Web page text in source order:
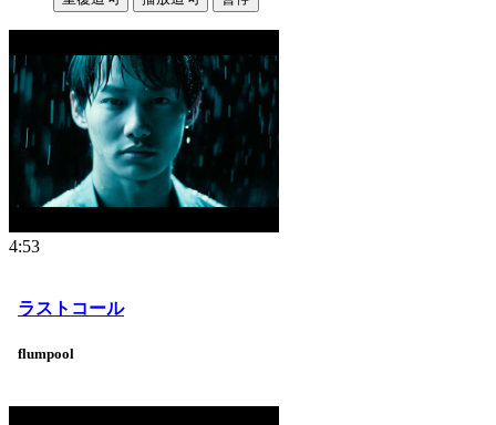
4:53
ラストコール
flumpool